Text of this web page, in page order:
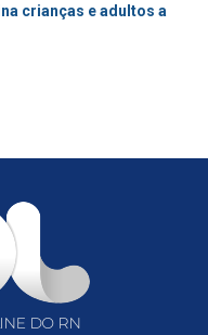
crianças e adultos a